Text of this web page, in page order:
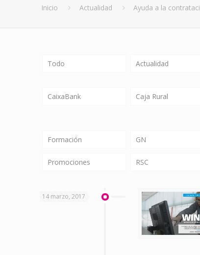
Inicio Actualidad Ayuda a la
Todo Actualidad
CaixaBank Caja Rural
Formación GN
Promociones RSC
14 marzo, 2017